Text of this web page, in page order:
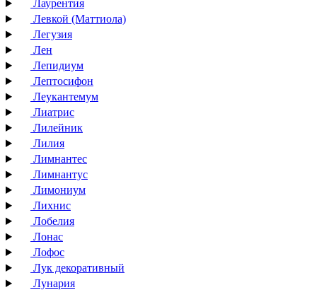
Лаурентия
Левкой (Маттиола)
Легузия
Лен
Лепидиум
Лептосифон
Леукантемум
Лиатрис
Лилейник
Лилия
Лимнантес
Лимнантус
Лимониум
Лихнис
Лобелия
Лонас
Лофос
Лук декоративный
Лунария